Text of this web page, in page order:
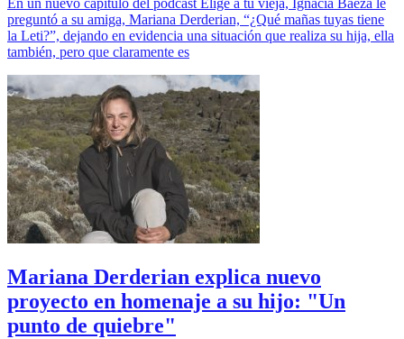
En un nuevo capítulo del podcast Elige a tu vieja, Ignacia Baeza le
preguntó a su amiga, Mariana Derderian, “¿Qué mañas tuyas tiene
la Leti?”, dejando en evidencia una situación que realiza su hija, ella
también, pero que claramente es
Mariana Derderian explica nuevo
proyecto en homenaje a su hijo: "Un
punto de quiebre"